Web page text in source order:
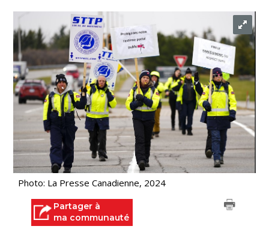
Photo: La Presse Canadienne, 2024
Partager à
ma communauté